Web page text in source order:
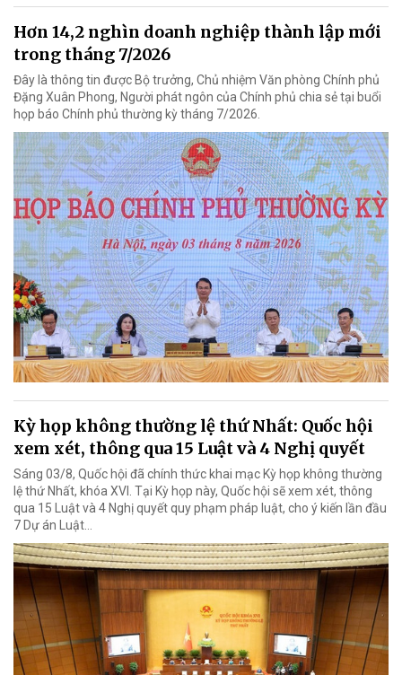
Hơn 14,2 nghìn doanh nghiệp thành lập mới
trong tháng 7/2026
Đây là thông tin được Bộ trưởng, Chủ nhiệm Văn phòng Chính phủ
Đặng Xuân Phong, Người phát ngôn của Chính phủ chia sẻ tại buổi
họp báo Chính phủ thường kỳ tháng 7/2026.
Kỳ họp không thường lệ thứ Nhất: Quốc hội
xem xét, thông qua 15 Luật và 4 Nghị quyết
Sáng 03/8, Quốc hội đã chính thức khai mạc Kỳ họp không thường
lệ thứ Nhất, khóa XVI. Tại Kỳ họp này, Quốc hội sẽ xem xét, thông
qua 15 Luật và 4 Nghị quyết quy phạm pháp luật, cho ý kiến lần đầu
7 Dự án Luật…